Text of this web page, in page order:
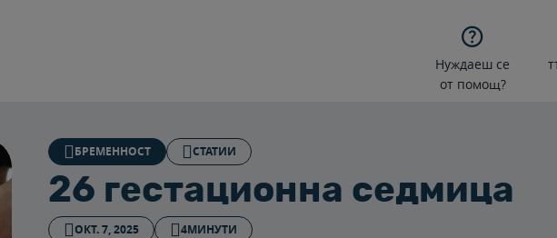

Нуждаеш се
от помощ?
БРЕМЕННОСТ СТАТИИ
26 гестационна седмица
ОКТ. 7, 2025 4МИНУТИ